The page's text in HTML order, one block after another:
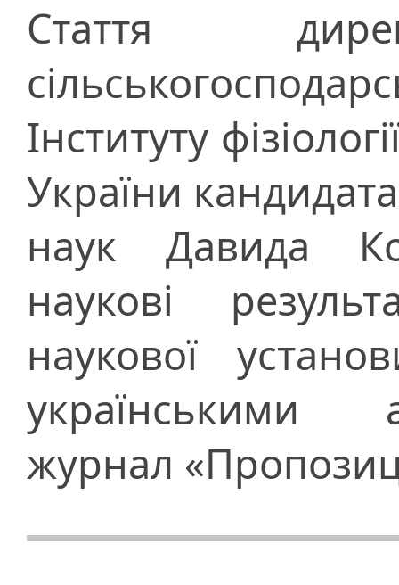
Стаття
Інституту
України
наук Давида
наукові
наукової
українськими
журнал